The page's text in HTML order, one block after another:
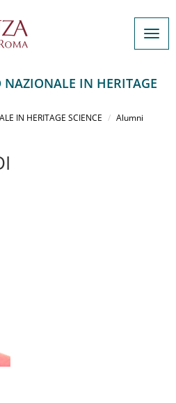
NAZIONALE IN HERITAGE
IN HERITAGE SCIENCE
Alumni